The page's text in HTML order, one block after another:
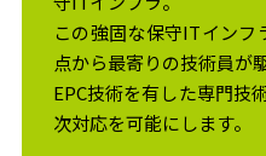
この強固な保守ITインフ
点から最寄りの技術員が
EPC技術を有した専門技
次対応を可能にします。